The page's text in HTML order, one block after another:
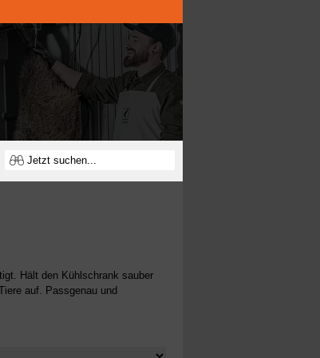
Hält den Kühlschrank sauber
auf. Passgenau und